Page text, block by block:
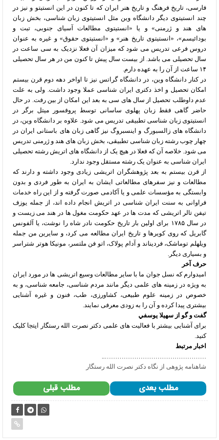
فارسی، تاریخ فرهنگ و تاریخ هنر ایران که تا کنون در این انستیتو و نیز در
چند انستیتوی دیگر دانشگاه وین مثل انستیتوی زبان شناسی، بخش زبان
های هند و ژرمنی» و یا «انستیتوی مطالعات آسیای جنوبی، تبت و
بودائیسم»، «انستیتوی تاریخ هنر» و «انستیتوی حقوق» و غیره به عنوان
دروس فرعی تدریس می شود که میزان آن فعلا نزدیک به سی ساعت در
سال تحصیلی می باشد. از بیست سال پیش تا کنون من در هر سال تحصیلی
۱۴ ساعت از آن را به عهده دارم.
در کنار دانشگاه وین، در دانشگاه گراتس نیز تا اواخر دهه دوم قرن بیستم
امکان تحصیل و اخذ دکتری ایران شناسی عملا وجود داشت. ولی به علت
عدم داوطلب تحصیل از سال های سی به بعد این امکان از بین رفت. در حال
حاضر گاهی فقط زبان پهلوی ساسانی توسط پروفسور میتل برگر در
انستیتوی زبان شناسی تطبیقی تدریس می شود. علاوه بر دانشگاه وین، در
دانشگاه های زالسبورگ و اینسبروگ نیز گاهی زبان های باستانی ایران در
چهار چوب رشته زبان شناسی تطبیقی، بخش زبان های هند و ژرمنی تدریس
می شود. خلاصه آن که فعلا در هیچ یک از دانشگاه های اتریش رشته تحصیلی
ایران شناسی به عنوان یک رشته مستقل وجود ندارد.
از قرن بیستم به بعد پژوهشگران اتریشی زیادی وجود داشته و دارند که
مطالعات و نیز سفرهای مطالعاتی ایشان به ایران به طور فردی و بدون
وابستگی به مؤسسات علمی و یا آکادمی صورت گرفته و از این راه خدمات
فراوانی به سنت ایران شناسی در اتریش انجام داده اند، از جمله یوزف
تیفن تالر اتریشی که مدت ها در عهد حکومت مغول ها در هند می زیست و
در سال ۱۷۸۵ برای اولین بار تاریخ حکومت نادر شاه را نوشت، یا آلفونس
گابریل که روی کویرها و تاریخ ایران مطالعه می کرد، و سایرین من جمله
ویلهلم توماشک، فردیناند و آدام پولاک، اتو فن ملتسر، مونیکا هوتر شتراسر
و بسیاری دیگر.
حرف آخر
امیدوارم که نسل جوان ما با سایر مطالعات وسیع اتریشی ها در مورد ایران
به ویژه در زمینه های علمی دیگر مانند مردم شناسی، جامعه شناسی، و به
خصوص در زمینه علوم طبیعی، کشاورزی، طب، فنون و غیره آشنایی
بیشتری پیدا کرده و آن را به زودی معرفی نمایند.
گفت و گو از سهيلا يوسفي
برای آشنایی بیشتر با فعالیت های علمی دکتر نصرت الله رستگار
اینجا کلیک
کنید.
اخبار مرتبط
…………………………………………..
شاهنامه پژوهی از نگاه دکتر نصرت الله رستگار
مطلب قبلی مطلب بعدی